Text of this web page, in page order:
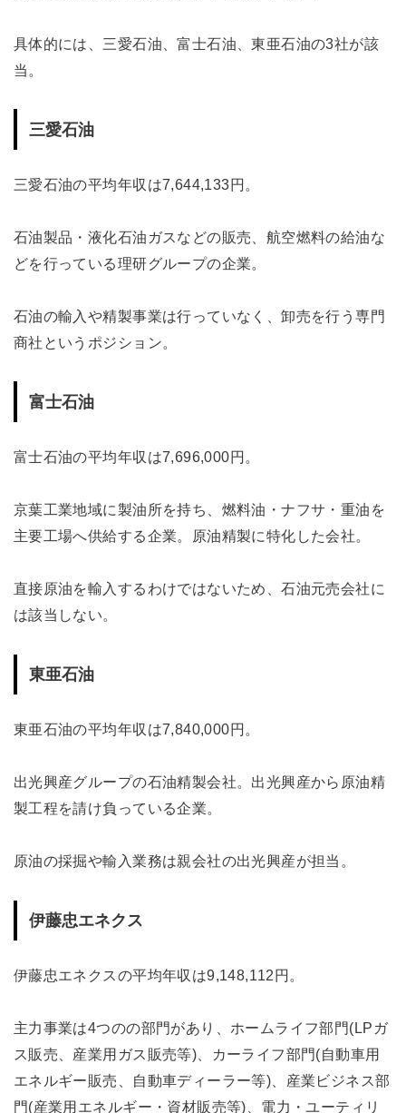
具体的には、三愛石油、富士石油、東亜石油の3社が該
当。
三愛石油
三愛石油の平均年収は7,644,133円。
石油製品・液化石油ガスなどの販売、航空燃料の給油な
どを行っている理研グループの企業。
石油の輸入や精製事業は行っていなく、卸売を行う専門
商社というポジション。
富士石油
富士石油の平均年収は7,696,000円。
京葉工業地域に製油所を持ち、燃料油・ナフサ・重油を
主要工場へ供給する企業。原油精製に特化した会社。
直接原油を輸入するわけではないため、石油元売会社に
は該当しない。
東亜石油
東亜石油の平均年収は7,840,000円。
出光興産グループの石油精製会社。出光興産から原油精
製工程を請け負っている企業。
原油の採掘や輸入業務は親会社の出光興産が担当。
伊藤忠エネクス
伊藤忠エネクスの平均年収は9,148,112円。
主力事業は4つのの部門があり、ホームライフ部門(LPガ
ス販売、産業用ガス販売等)、カーライフ部門(自動車用
エネルギー販売、自動車ディーラー等)、産業ビジネス部
門(産業用エネルギー・資材販売等)、電力・ユーティリ